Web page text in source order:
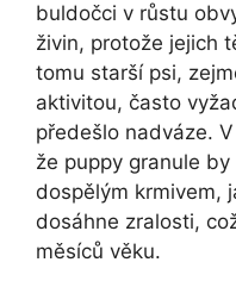
buldočci v růstu
živin, protože ‌jejich
tomu starší psi,
aktivitou, často
předešlo nadváze.
že puppy granule
dospělým krmivem,
dosáhne zralosti,
měsíců věku.